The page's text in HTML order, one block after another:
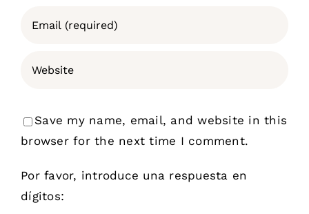
Save my name, email, and website in this
browser for the next time I comment.
Por favor, introduce una respuesta en
dígitos: